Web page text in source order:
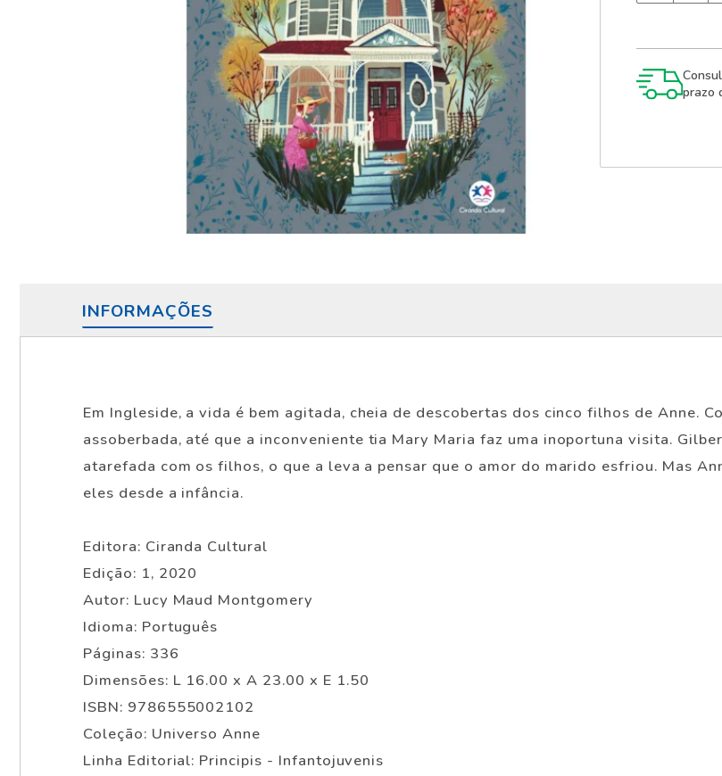
prazo
INFORMAÇÕES
Em Ingleside, a vida é bem agitada, cheia de descobertas dos cinco filhos de Anne.
assoberbada, até que a inconveniente tia Mary Maria faz uma inoportuna visita.
atarefada com os filhos, o que a leva a pensar que o amor do marido esfriou. Mas
eles desde a infância.
Editora: Ciranda Cultural
Edição: 1, 2020
Autor: Lucy Maud Montgomery
Idioma: Português
Páginas: 336
Dimensões: L 16.00 x A 23.00 x E 1.50
ISBN: 9786555002102
Coleção: Universo Anne
Linha Editorial: Principis - Infantojuvenis